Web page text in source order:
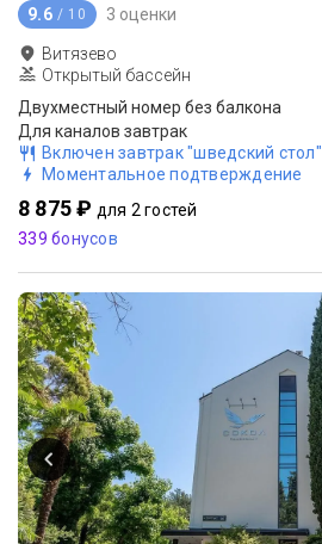
9.6 / 10 3 оценки
Витязево
Открытый бассейн
Двухместный номер без балкона
Для каналов завтрак
Включен завтрак "шведский стол"
Моментальное подтверждение
8 875 ₽ для 2 гостей
339 бонусов